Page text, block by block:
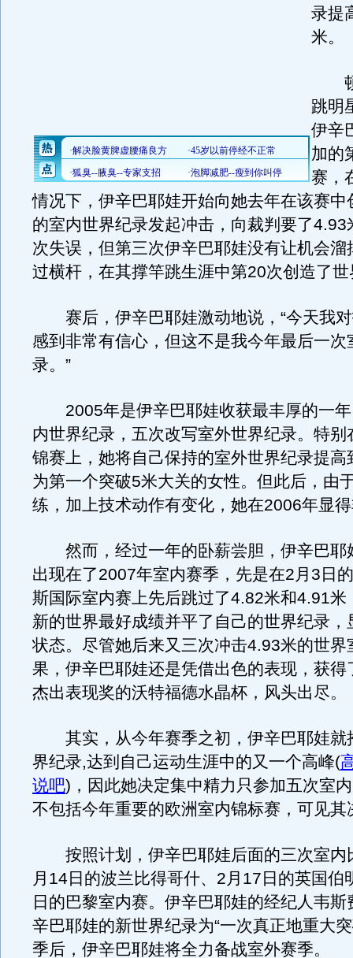
录提
米。
顿
跳明
伊辛
加的
赛，
情况下，伊辛巴耶娃开始向她去年在该赛中
的室内世界纪录发起冲击，向裁判要了4.93
次失误，但第三次伊辛巴耶娃没有让机会溜
过横杆，在其撑竿跳生涯中第20次创造了
赛后，伊辛巴耶娃激动地说，“今天我对
感到非常有信心，但这不是我今年最后一次
录。”
2005年是伊辛巴耶娃收获最丰厚的一年
内世界纪录，五次改写室外世界纪录。特别
锦赛上，她将自己保持的室外世界纪录提高
为第一个突破5米大关的女性。但此后，由
练，加上技术动作有变化，她在2006年显
然而，经过一年的卧薪尝胆，伊辛巴耶
出现在了2007年室内赛季，先是在2月3日
斯国际室内赛上先后跳过了4.82米和4.91米
新的世界最好成绩并平了自己的世界纪录，
状态。尽管她后来又三次冲击4.93米的世界
果，伊辛巴耶娃还是凭借出色的表现，获得
杰出表现奖的沃特福德水晶杯，风头出尽。
其实，从今年赛季之初，伊辛巴耶娃就
界纪录,达到自己运动生涯中的又一个高峰(
说吧) ，因此她决定集中精力只参加五次室
不包括今年重要的欧洲室内锦标赛，可见其
按照计划，伊辛巴耶娃后面的三次室内
月14日的波兰比得哥什、2月17日的英国伯
日的巴黎室内赛。伊辛巴耶娃的经纪人韦斯
辛巴耶娃的新世界纪录为“一次真正地重大
季后，伊辛巴耶娃将全力备战室外赛季。